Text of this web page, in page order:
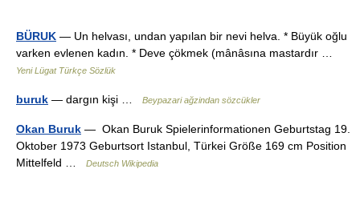
BÜRUK — Un helvası, undan yapılan bir nevi helva. * Büyük oğlu
varken evlenen kadın. * Deve çökmek (mânâsına mastardır …
Yeni Lügat Türkçe Sözlük
buruk — dargın kişi … Beypazari ağzindan sözcükler
Okan Buruk — Okan Buruk Spielerinformationen Geburtstag 19.
Oktober 1973 Geburtsort Istanbul, Türkei Größe 169 cm Position
Mittelfeld …
Deutsch Wikipedia